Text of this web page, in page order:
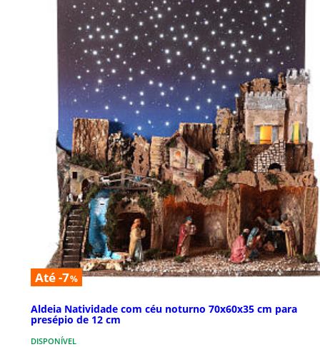
Até -7%
Aldeia Natividade com céu noturno 70x60x35 cm para
presépio de 12 cm
DISPONÍVEL